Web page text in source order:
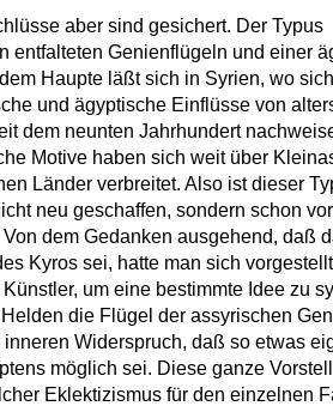
aber sind gesichert. Der Typus
entfalteten Genienflügeln und einer
Haupte läßt sich in Syrien, wo sich
und ägyptische Einflüsse von
dem neunten Jahrhundert
Motive haben sich weit über
Länder verbreitet. Also ist dieser
neu geschaffen, sondern schon
dem Gedanken ausgehend, daß
Kyros sei, hatte man sich
um eine bestimmte Idee zu
die Flügel der assyrischen
inneren Widerspruch, daß so etwas
möglich sei. Diese ganze
Eklektizismus für den einzelnen